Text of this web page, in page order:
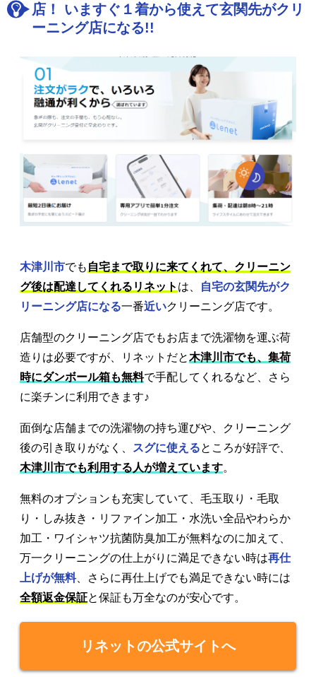
店！ いますぐ１着から使えて玄関先がクリ
ーニング店になる!!
木津川市でも 自宅まで取りに来てくれて、クリーニン
グ後は配達してくれるリネット は、
自宅の玄関先がク
リーニング店になる一番近いクリーニング店です。
店舗型のクリーニング店でもお店まで洗濯物を運ぶ荷
造りは必要ですが、リネットだと木津川市でも、集荷
時にダンボール箱も無料で手配してくれるなど、さら
に楽チンに利用できます♪
面倒な店舗までの洗濯物の持ち運びや、クリーニング
後の引き取りがなく、
スグに使えるところが好評で、
木津川市でも利用する人が増えています。
無料のオプションも充実していて、毛玉取り・毛取
り・しみ抜き・リファイン加工・水洗い全品やわらか
加工・ワイシャツ抗菌防臭加工が無料なのに加えて、
万一クリーニングの仕上がりに満足できない時は再仕
上げが無料、さらに再仕上げでも満足できない時には
全額返金保証と保証も万全なのが安心です。
リネットの公式サイトへ